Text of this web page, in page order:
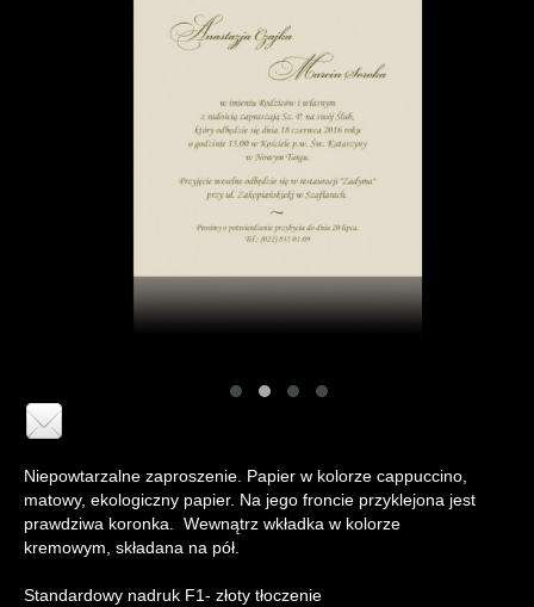
Niepowtarzalne zaproszenie. Papier w kolorze cappuccino,
matowy, ekologiczny papier. Na jego froncie przyklejona jest
prawdziwa koronka. Wewnątrz wkładka w kolorze
kremowym, składana na pół.
Standardowy nadruk F1- złoty tłoczenie